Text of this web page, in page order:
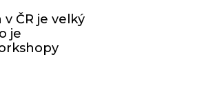
ČR je velký
je